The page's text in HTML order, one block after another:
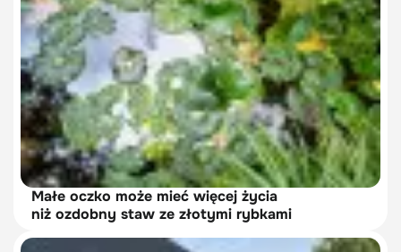
Małe oczko może mieć więcej życia
niż ozdobny staw ze złotymi rybkami